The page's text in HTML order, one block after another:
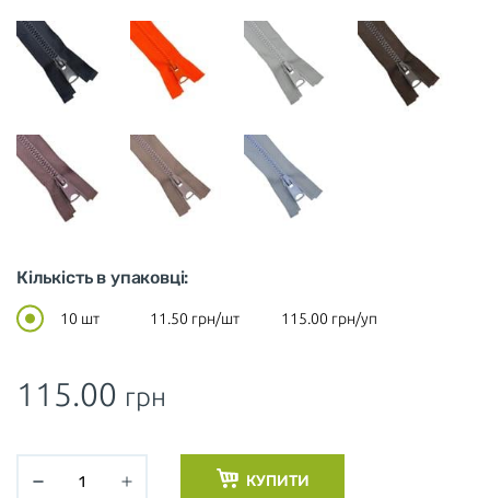
Кількість в упаковці:
10 шт 11.50 грн/шт 115.00 грн/уп
115.00 грн
КУПИТИ